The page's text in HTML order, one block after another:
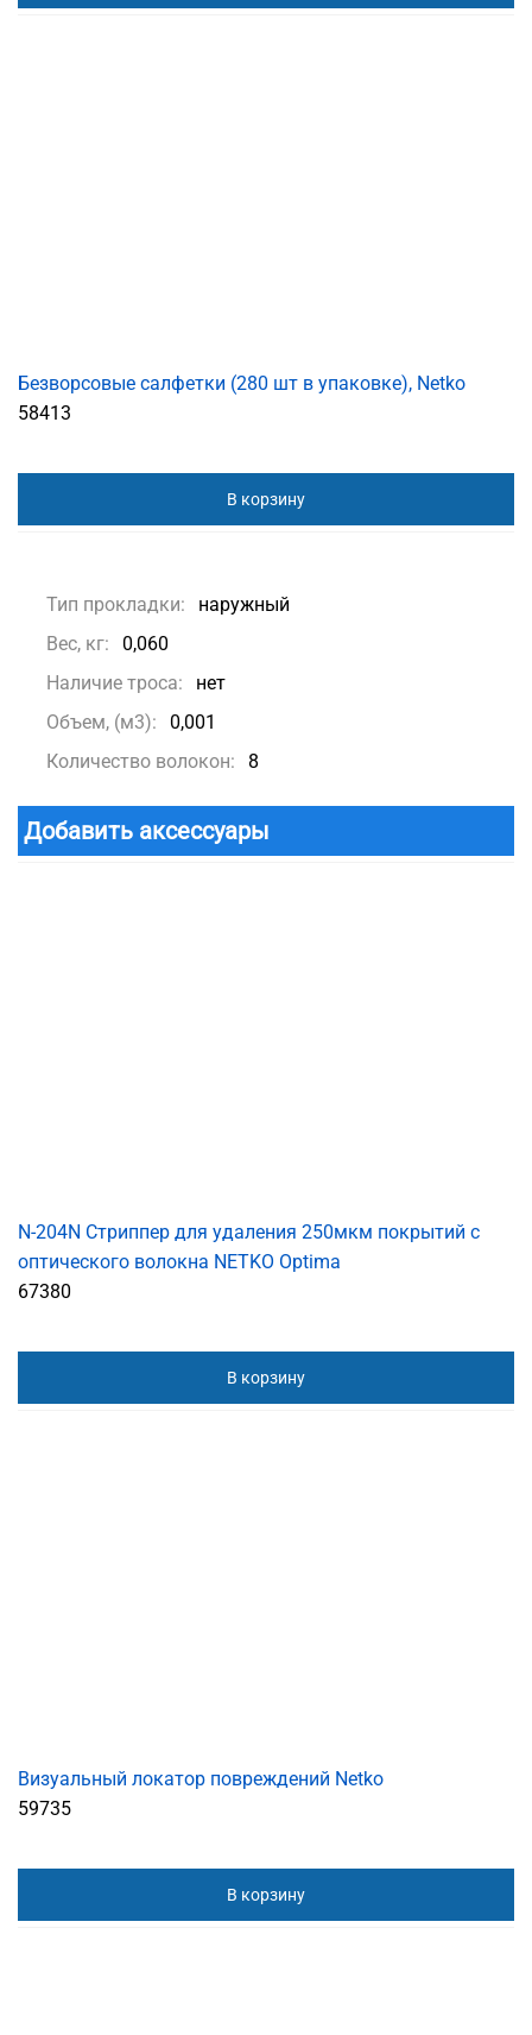
Безворсовые салфетки (280 шт в упаковке), Netko
58413
В корзину
Тип прокладки:
наружный
Вес, кг:
0,060
Наличие троса:
нет
Объем, (м3):
0,001
Количество волокон:
8
Добавить аксессуары
N-204N Cтриппер для удаления 250мкм покрытий с
оптического волокна NETKO Optima
67380
В корзину
Визуальный локатор повреждений Netko
59735
В корзину